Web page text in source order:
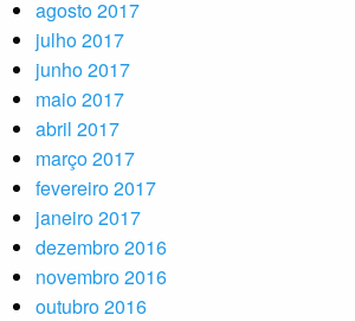
agosto 2017
julho 2017
junho 2017
maio 2017
abril 2017
março 2017
fevereiro 2017
janeiro 2017
dezembro 2016
novembro 2016
outubro 2016